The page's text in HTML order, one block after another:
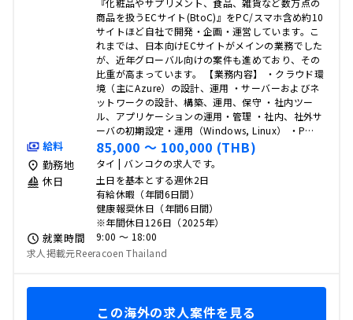
『化粧品やサプリメント、食品、雑貨など数万点の
商品を扱うECサイト(BtoC)』をPC/スマホ含め約10
サイトほど自社で開発・企画・運営しています。こ
れまでは、日本向けECサイトがメインの業務でした
が、近年グローバル向けの案件も進めており、その
比重が高まっています。 【業務内容】 ・クラウド環
境（主にAzure）の設計、運用 ・サーバーおよびネ
ットワークの設計、構築、運用、保守 ・社内ツー
ル、アプリケーションの運用・管理 ・社内、社外サ
ーバの初期設定・運用（Windows, Linux） ・P…
給料 85,000 〜 100,000 (THB)
勤務地 タイ | バンコクの求人です。
休日
土日を基本とする週休2日
有給休暇（年間6日間）
健康報奨休日（年間6日間）
※年間休日126日（2025年）
就業時間
9:00 〜 18:00
求人掲載元Reeracoen Thailand
この海外の求人案件を見る